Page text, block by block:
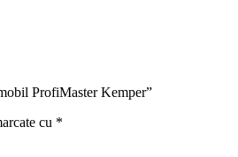
ProfiMaster Kemper”
cu *